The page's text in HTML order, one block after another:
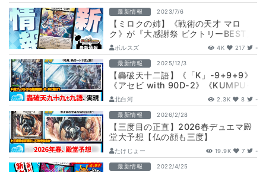
最新情報 2023/7/6
【ミロクの姉】《戦術の天才 マロ
ク》が『大感謝祭 ビクトリーBEST』
に収録判明！
ボルスズ 4K 217 -
最新情報 2025/12/3
【轟破天十二語】《「K」-9+9+9》
《アセビ with 90D-2》《KUMPU-
外套膝92》の収録が判明【…
北白河 2.3K 8 -
最新情報 2026/2/28
【三度目の正直】2026春デュエマ殿
堂大予想【仏の顔も三度】
たけじょー 19.9K 7 -
最新情報 2022/4/25